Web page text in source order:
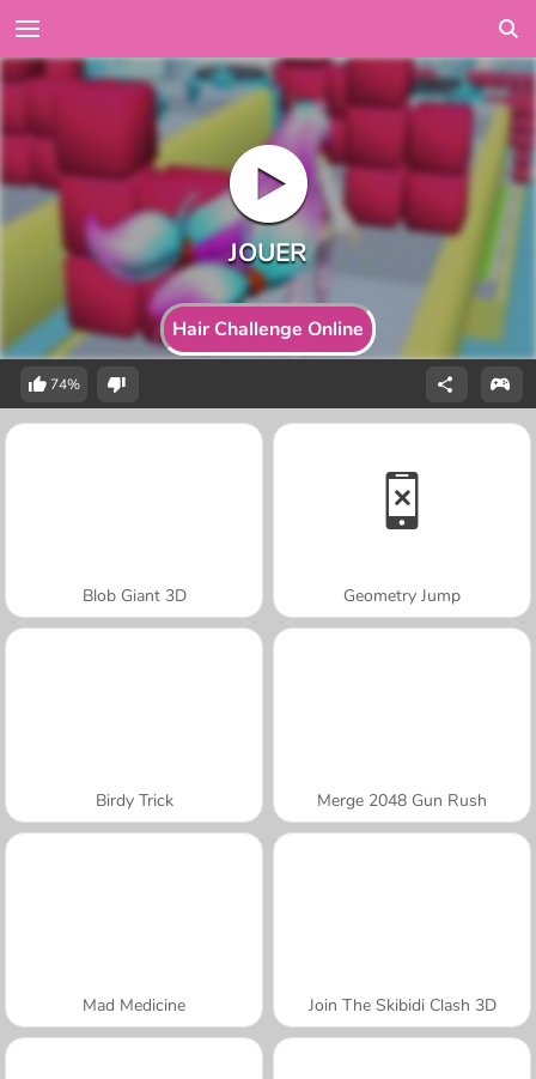
Hair Challenge Online
74%
Blob Giant 3D Geometry Jump
Birdy Trick Merge 2048 Gun Rush
Mad Medicine Join The Skibidi Clash 3D